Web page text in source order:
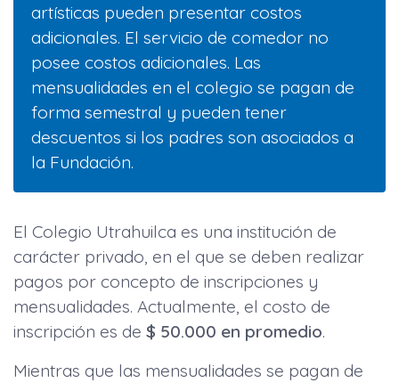
artísticas pueden presentar costos
adicionales. El servicio de comedor no
posee costos adicionales. Las
mensualidades en el colegio se pagan de
forma semestral y pueden tener
descuentos si los padres son asociados a
la Fundación.
El Colegio Utrahuilca es una institución de
carácter privado, en el que se deben realizar
pagos por concepto de inscripciones y
mensualidades. Actualmente, el costo de
inscripción es de $ 50.000 en promedio.
Mientras que las mensualidades se pagan de